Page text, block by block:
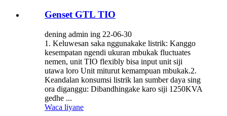
Genset GTL TIO
dening admin ing 22-06-30
1. Keluwesan saka nggunakake listrik: Kanggo
kesempatan ngendi ukuran mbukak fluctuates
nemen, unit TIO flexibly bisa input unit siji
utawa loro Unit miturut kemampuan mbukak.2.
Keandalan konsumsi listrik lan sumber daya sing
ora diganggu: Dibandhingake karo siji 1250KVA
gedhe ...
Waca liyane